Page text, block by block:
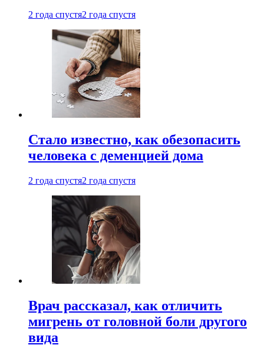
2 года спустя2 года спустя
Стало известно, как обезопасить
человека с деменцией дома
2 года спустя2 года спустя
Врач рассказал, как отличить
мигрень от головной боли другого
вида